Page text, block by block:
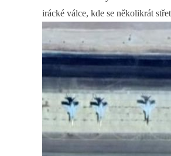
irácké válce, kde se několikrát